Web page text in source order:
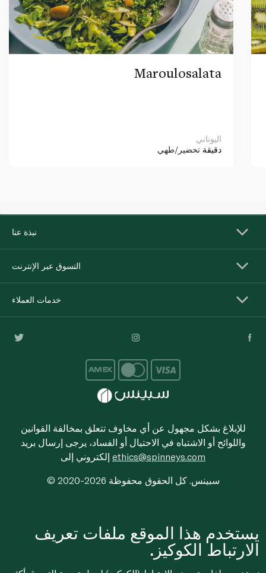
Maroulosalata
اليوناني
دقيقة تحضير/طهي
نبذة عنا
التسوق عبر الإنترنت
خدمات العملاء
للإبلاغ بشكل مجهول عن أي مخاوف تتعلق بمخالفة القوانين
واللوائح أو الاشتباه في الاحتيال أو الفساد، يرجى إرسال بريد
ethics@spinneys.com
© 2020-2026 سبينس. كل الحقوق محفوظة
يستخدم هذا الموقع ملفات تعريف
الارتباط الكوكيز.